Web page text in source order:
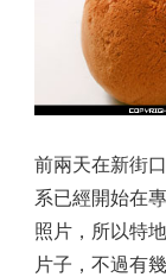
前兩天在新街
系已經開始在
照片，所以特
片子，不過有